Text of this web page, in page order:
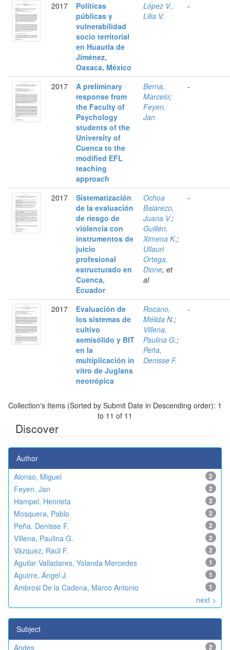
2017
Políticas
públicas y
vulnerabilidad
socio territorial
en Huautla de
Jiménez,
Oaxaca, México
López V.,
Lilia V.
-
2017
A preliminary
response from
the Faculty of
Psychology
students of the
University of
Cuenca to the
modified EFL
teaching
approach
Berna,
Marcelo;
Feyen,
Jan
-
2017
Sistematización
de la evaluación
de riesgo de
violencia con
instrumentos de
juicio
profesional
estructurado en
Cuenca,
Ecuador
Ochoa
Balarezo,
Juana V.;
Guillén,
Ximena K.;
Ullauri
Ortega,
Dione, et
al
-
2017
Evaluación de
los sistemas de
cultivo
semisólido y BIT
en la
multiplicación in
vitro de Juglans
neotrópica
Rocano,
Mélida N.;
Villena,
Paulina G.;
Peña,
Denisse F.
-
Collection's Items (Sorted by Submit Date in Descending order): 1
to 11 of 11
Discover
Author
2
Alonso, Miguel
2
Feyen, Jan
2
Hampel, Henrieta
2
Mosquera, Pablo
2
Peña, Denisse F.
2
Villena, Paulina G.
2
Vázquez, Raúl F.
1
Aguilar Valladares, Yolanda Mercedes
1
Aguirre, Ángel J.
1
Ambrosi De la Cadena, Marco Antonio
next >
Subject
2
Andes